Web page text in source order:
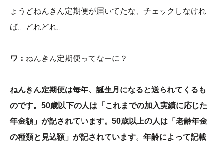
ょうどねんきん定期便が届いてたな、チェックしなけれ
ば。どれどれ。
ワ： ねんきん定期便ってなーに？
ねんきん定期便は毎年、誕生月になると送られてくるも
のです。50歳以下の人は「これまでの加入実績に応じた
年金額」が記されています。50歳以上の人は「老齢年金
の種類と見込額」が記されています。年齢によって記載